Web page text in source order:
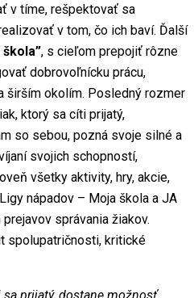
v tíme, rešpektovať sa
v tom, čo ich baví. Ďalší
škola”, s cieľom prepojiť rôzne
dobrovoľnícku prácu,
širším okolím. Posledný rozmer
ktorý sa cíti prijatý,
so sebou, pozná svoje silné a
svojich schopností,
všetky aktivity, hry, akcie,
nápadov – Moja škola a JA
správania žiakov.
spolupatričnosti, kritické